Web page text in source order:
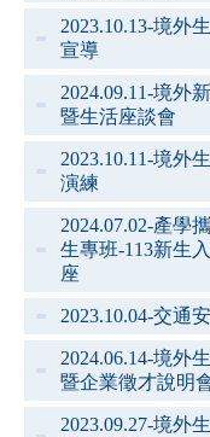
2023.10.13-境外
宣導
2024.09.11-境外
暨生活座談會
2023.10.11-境外
演練
2024.07.02-產學
生專班-113新生
座
2023.10.04-交通
2024.06.14-境外
暨企業徵才說明
2023.09.27-境外